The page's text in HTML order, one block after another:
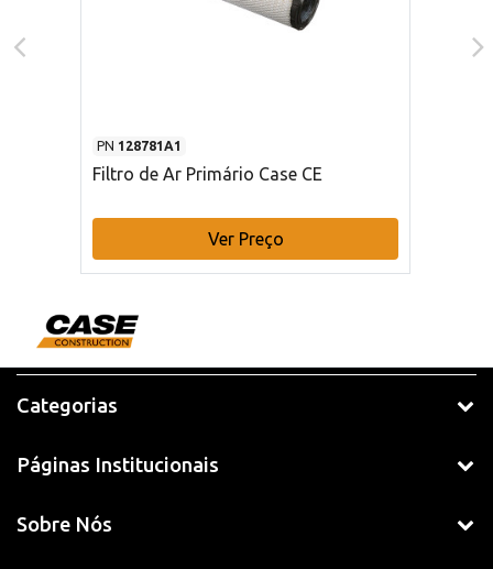
PN 128781A1
Filtro de Ar Primário Case CE
Ver Preço
Categorias
Páginas Institucionais
Sobre Nós